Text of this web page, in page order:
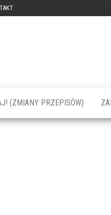
(ZMIANY PRZEPISÓW)